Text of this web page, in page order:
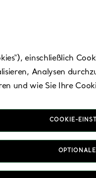
einschließlich
Analysen
und wie Sie Ihre
COOKIE-